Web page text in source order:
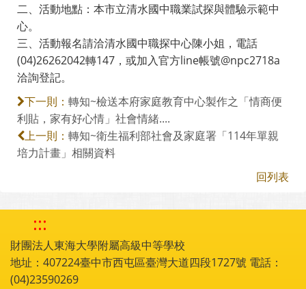
二、活動地點：本市立清水國中職業試探與體驗示範中
心。
三、活動報名請洽清水國中職探中心陳小姐，電話
(04)26262042轉147，或加入官方line帳號@npc2718a
洽詢登記。
下一則： 轉知~檢送本府家庭教育中心製作之「情商便
利貼，家有好心情」社會情緒....
上一則： 轉知~衛生福利部社會及家庭署「114年單親
培力計畫」相關資料
回列表
:::
財團法人東海大學附屬高級中等學校
地址：407224臺中市西屯區臺灣大道四段1727號 電話：
(04)23590269